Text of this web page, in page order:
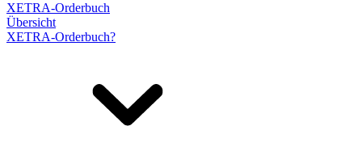
XETRA-Orderbuch
Übersicht
XETRA-Orderbuch?